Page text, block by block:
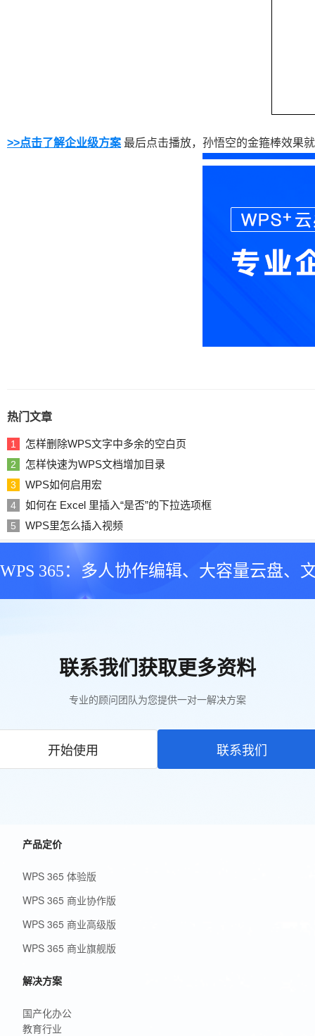
>>点击了解企业级方案 最后点击播放，孙悟空的金箍棒效果
热门文章
1 怎样删除WPS文字中多余的空白页
2 怎样快速为WPS文档增加目录
3 WPS如何启用宏
4 如何在 Excel 里插入“是否”的下拉选项框
5 WPS里怎么插入视频
WPS 365：多人协作编辑、大容量云盘、
联系我们获取更多资料
专业的顾问团队为您提供一对一解决方案
开始使用 联系我们
产品定价
WPS 365 体验版
WPS 365 商业协作版
WPS 365 商业高级版
WPS 365 商业旗舰版
解决方案
国产化办公
教育行业